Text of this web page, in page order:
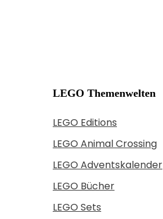
LEGO Themenwelten
LEGO Editions
LEGO Animal Crossing
LEGO Adventskalender
LEGO Bücher
LEGO Sets